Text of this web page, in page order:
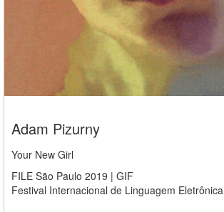
Adam Pizurny
Your New Girl
FILE São Paulo 2019 | GIF
Festival Internacional de Linguagem Eletrônica